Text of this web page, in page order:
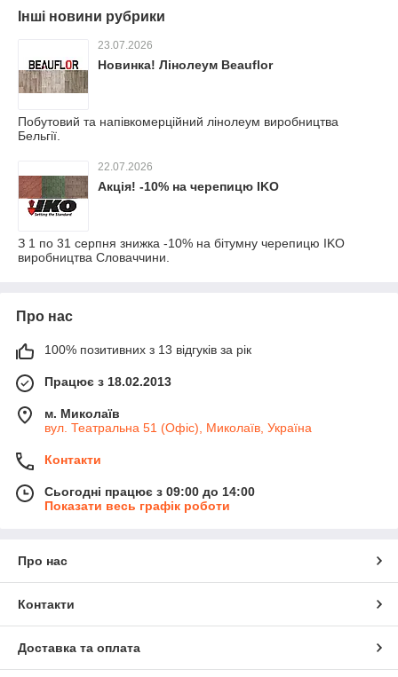
Інші новини рубрики
23.07.2026
Новинка! Лінолеум Beauflor
Побутовий та напівкомерційний лінолеум виробництва
Бельгії.
22.07.2026
Акція! -10% на черепицю IKO
З 1 по 31 серпня знижка -10% на бітумну черепицю IKO
виробництва Словаччини.
Про нас
100% позитивних з 13 відгуків за рік
Працює з 18.02.2013
м. Миколаїв
вул. Театральна 51 (Офіс), Миколаїв, Україна
Контакти
Сьогодні працює з 09:00 до 14:00
Показати весь графік роботи
Про нас
Контакти
Доставка та оплата